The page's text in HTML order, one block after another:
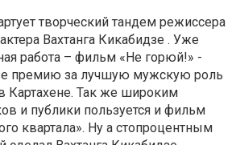
творческий тандем режиссера
Вахтанга Кикабидзе . Уже
работа – фильм «Не горюй!» -
премию за лучшую мужскую роль
Картахене. Так же широким
и публики пользуется и фильм
квартала». Ну а стопроцентным